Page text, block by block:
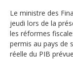
Le ministre des
jeudi lors de la
les réformes
permis au pays de
réelle du PIB